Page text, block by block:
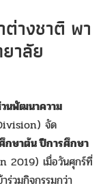
างชาติ พา
าลัย
นพัฒนาความ
จัด
กษาต้น ปีการศึกษา
เมื่อวันศุกร์ที่
วมกิจกรรมกว่า